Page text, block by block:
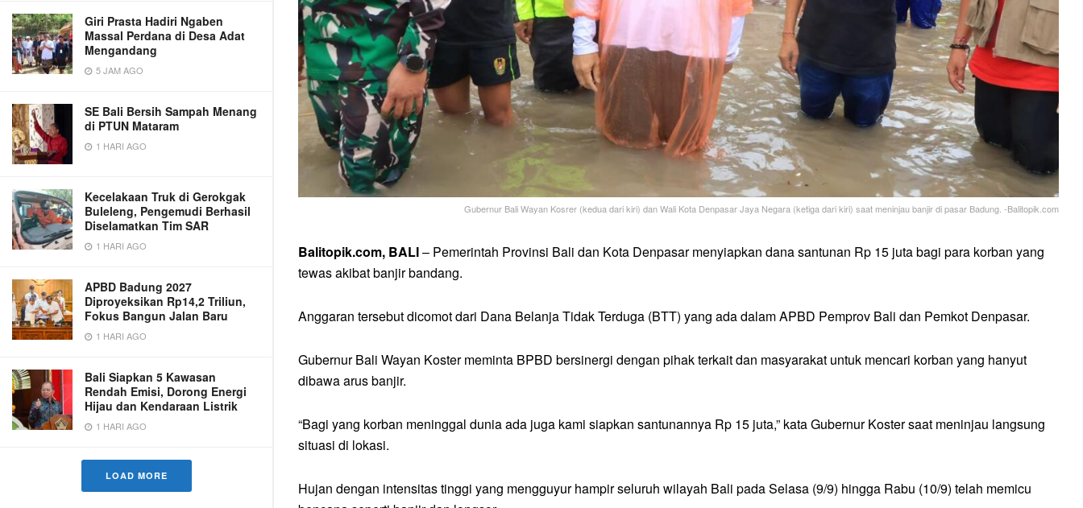
Giri Prasta Hadiri Ngaben
Massal Perdana di Desa Adat
Mengandang
5 JAM AGO
SE Bali Bersih Sampah Menang
di PTUN Mataram
1 HARI AGO
Kecelakaan Truk di Gerokgak
Buleleng, Pengemudi Berhasil
Diselamatkan Tim SAR
1 HARI AGO
APBD Badung 2027
Diproyeksikan Rp14,2 Triliun,
Fokus Bangun Jalan Baru
1 HARI AGO
Bali Siapkan 5 Kawasan
Rendah Emisi, Dorong Energi
Hijau dan Kendaraan Listrik
1 HARI AGO
LOAD MORE
Gubernur Bali Wayan Kosrer (kedua dari kiri) dan Wali Kota Denpasar Jaya Negara (ketiga dari kiri) saat meninjau banjir di pasar Badung. -Balitopik.com
Balitopik.com, BALI– Pemerintah Provinsi Bali dan Kota Denpasar menyiapkan dana santunan Rp 15 juta bagi para korban yang
tewas akibat banjir bandang.
Anggaran tersebut dicomot dari Dana Belanja Tidak Terduga (BTT) yang ada dalam APBD Pemprov Bali dan Pemkot Denpasar.
Gubernur Bali Wayan Koster meminta BPBD bersinergi dengan pihak terkait dan masyarakat untuk mencari korban yang hanyut
dibawa arus banjir.
“Bagi yang korban meninggal dunia ada juga kami siapkan santunannya Rp 15 juta,” kata Gubernur Koster saat meninjau langsung
situasi di lokasi.
Hujan dengan intensitas tinggi yang mengguyur hampir seluruh wilayah Bali pada Selasa (9/9) hingga Rabu (10/9) telah memicu